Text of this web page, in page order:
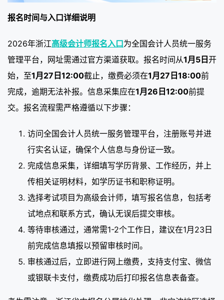
报名时间与入口详细说明
2026年浙江高级会计师报名入口为全国会计人员统一服务
管理平台，网址需通过官方渠道获取。报名时间从1月5日开
始，至1月27日12:00截止，缴费必须在1月27日18:00前
完成，逾期无法补报。信息采集应在1月26日12:00前提
交。报名流程需严格遵循以下步骤：
访问全国会计人员统一服务管理平台，注册账号并进
行实名认证，确保个人信息与身份证一致。
完成信息采集，详细填写学历背景、工作经历，并上
传相关证明材料，如学历证书和职称证明。
选择考试项目为高级会计师，填写报名信息，包括考
试地点和联系方式，确认无误后提交审核。
等待审核通过，通常需1-2个工作日，建议在1月23日
前完成信息填报以预留审核时间。
审核通过后，立即进行网上缴费，支持支付宝、微信
或银联卡支付，缴费成功后打印报名信息表备查。